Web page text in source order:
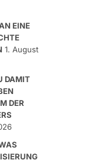
EINE
1. August
DAMIT
DER